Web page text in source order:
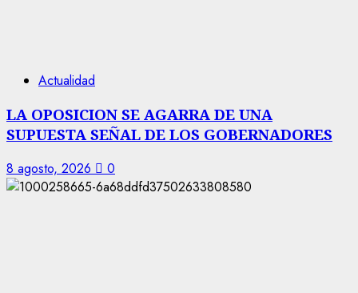
Actualidad
LA OPOSICION SE AGARRA DE UNA
SUPUESTA SEÑAL DE LOS GOBERNADORES
8 agosto, 2026 0